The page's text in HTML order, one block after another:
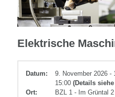
Elektrotechnik
Elektrische
Datum:
9. November 2026 -
15:00 (Details
Ort:
BZL 1 - Im Grüntal 2